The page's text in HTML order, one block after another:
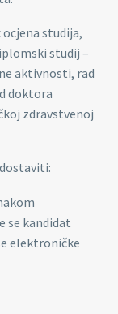
studija,
studij –
aktivnosti, rad
doktora
zdravstvenoj
se kandidat
elektroničke